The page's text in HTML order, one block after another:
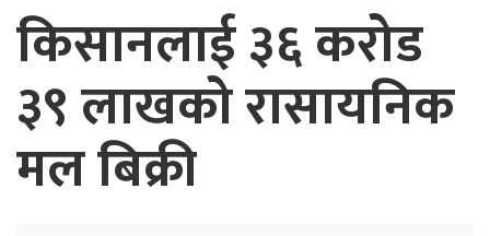
किसानलाई ३६ करोड
३९ लाखको रासायनिक
मल बिक्री